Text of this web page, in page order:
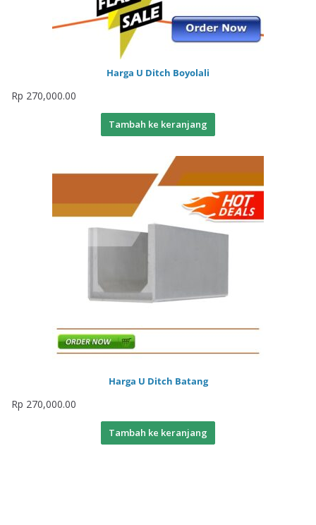
Harga U Ditch Boyolali
Rp 270,000.00
Tambah ke keranjang
Harga U Ditch Batang
Rp 270,000.00
Tambah ke keranjang